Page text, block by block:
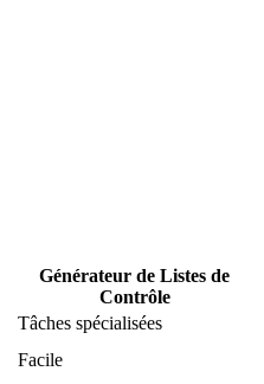
Générateur de Listes de
Contrôle
Tâches spécialisées
Facile